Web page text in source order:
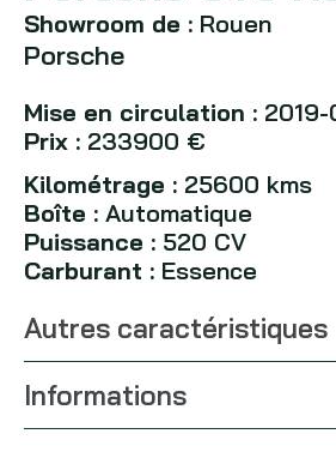
Showroom de : Rouen
Porsche
Mise en circulation : 2019-
Prix : 233900 €
Kilométrage : 25600 kms
Boîte : Automatique
Puissance : 520 CV
Carburant : Essence
Autres caractéristiques
Informations